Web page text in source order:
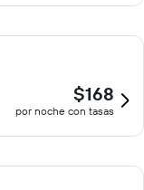
$168
por noche con tasas